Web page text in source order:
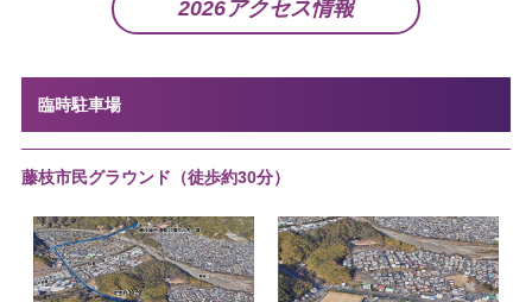
2026アクセス情報
臨時駐車場
藤枝市民グラウンド（徒歩約30分）